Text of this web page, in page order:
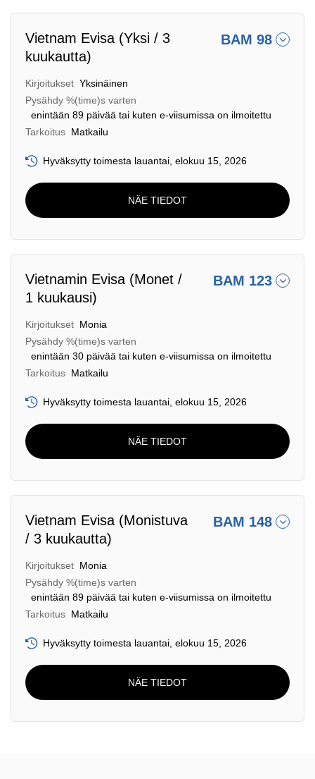
Vietnam Evisa (Yksi / 3
kuukautta)
BAM 98
Kirjoitukset Yksinäinen
Pysähdy %(time)s varten
enintään 89 päivää tai kuten e-viisumissa on ilmoitettu
Tarkoitus Matkailu
Hyväksytty toimesta lauantai, elokuu 15, 2026
NÄE TIEDOT
Vietnamin Evisa (Monet /
1 kuukausi)
BAM 123
Kirjoitukset Monia
Pysähdy %(time)s varten
enintään 30 päivää tai kuten e-viisumissa on ilmoitettu
Tarkoitus Matkailu
Hyväksytty toimesta lauantai, elokuu 15, 2026
NÄE TIEDOT
Vietnam Evisa (Monistuva
/ 3 kuukautta)
BAM 148
Kirjoitukset Monia
Pysähdy %(time)s varten
enintään 89 päivää tai kuten e-viisumissa on ilmoitettu
Tarkoitus Matkailu
Hyväksytty toimesta lauantai, elokuu 15, 2026
NÄE TIEDOT